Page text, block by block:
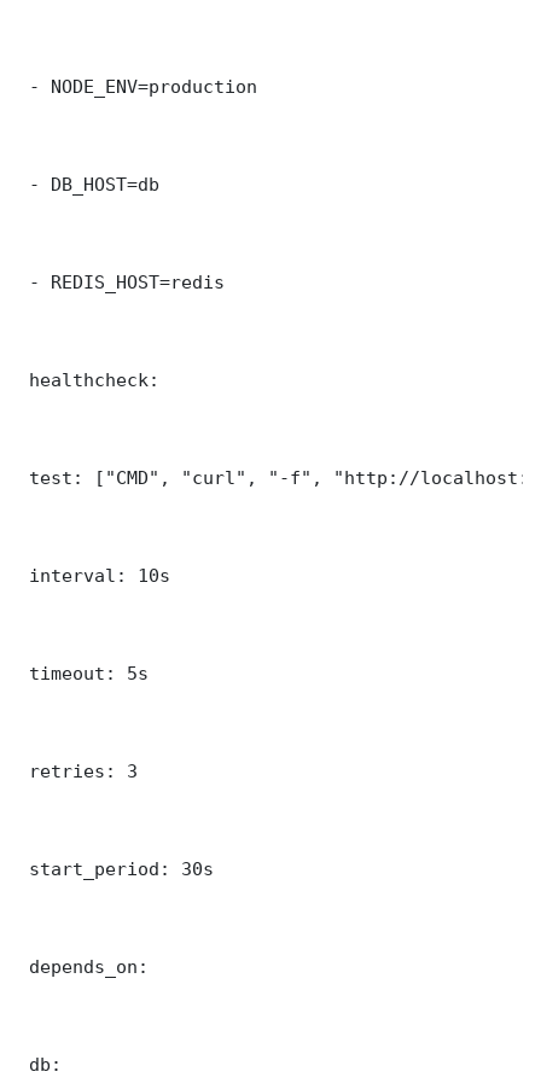
- NODE_ENV=production
- DB_HOST=db
- REDIS_HOST=redis
healthcheck:
test: ["CMD", "curl", "-f", "http://
interval: 10s
timeout: 5s
retries: 3
start_period: 30s
depends_on:
db: